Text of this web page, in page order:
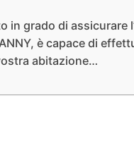
in grado di
è capace di
abitazione…